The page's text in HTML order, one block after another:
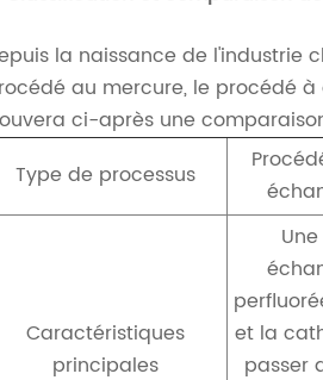
la naissance de l'industrie
au mercure, le procédé
ci-après une
Type de processus
Caractéristiques
principales
et la
passer